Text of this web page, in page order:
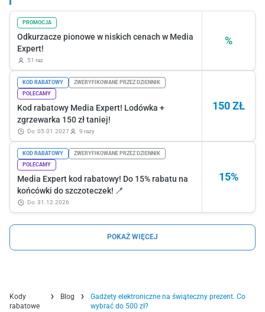
%
PROMOCJA
Odkurzacze pionowe w niskich cenach w Media
Expert!
51 raz
150 ZŁ
KOD RABATOWY
ZWERYFIKOWANE PRZEZ DZIENNIK
POLECAMY
Kod rabatowy Media Expert! Lodówka +
zgrzewarka 150 zł taniej!
do 05.01.2027 9 razy
15%
KOD RABATOWY
ZWERYFIKOWANE PRZEZ DZIENNIK
POLECAMY
Media Expert kod rabatowy! Do 15% rabatu na
końcówki do szczoteczek! 🪥
do 31.12.2026
POKAŻ WIĘCEJ
Kody
rabatowe
Blog
Gadżety elektroniczne na świąteczny prezent. Co
wybrać do 500 zł?